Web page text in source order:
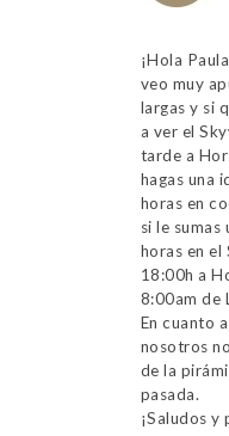
¡Hola
veo muy
largas y si
a ver el
tarde a
hagas una
horas en
si le sumas
horas en el
18:00h a
8:00am de
En cuanto
nosotros
de la
pasada.
¡Saludos y